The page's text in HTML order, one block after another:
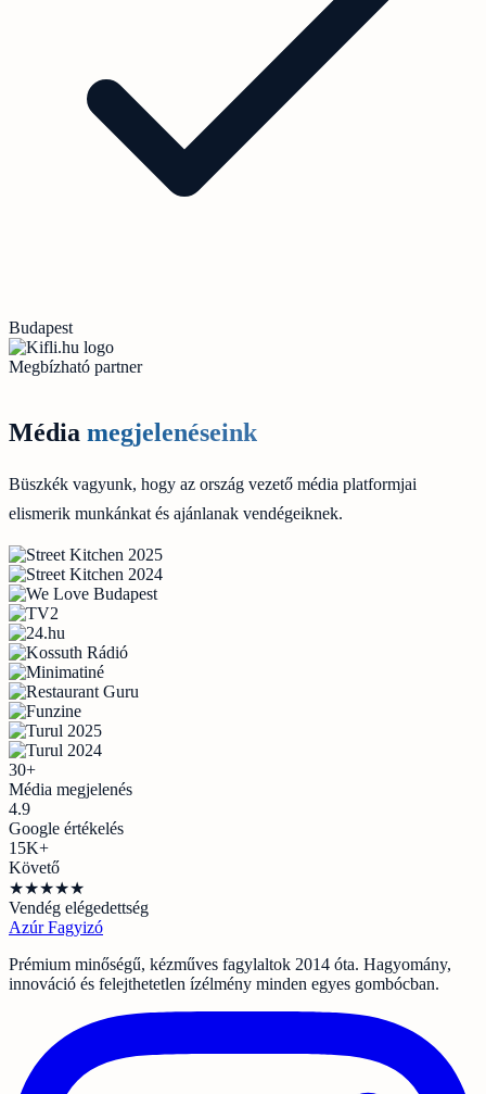
Budapest
Megbízható partner
Média megjelenéseink
Büszkék vagyunk, hogy az ország vezető média platformjai
elismerik munkánkat és ajánlanak vendégeiknek.
30+
Média megjelenés
4.9
Google értékelés
15K+
Követő
★★★★★
Vendég elégedettség
AzúrFagyizó
Prémium minőségű, kézműves fagylaltok 2014 óta. Hagyomány,
innováció és felejthetetlen ízélmény minden egyes gombócban.